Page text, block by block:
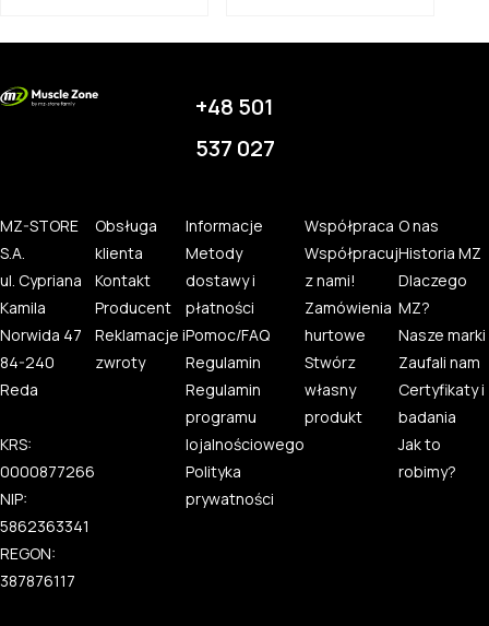
+48 501
537 027
MZ-STORE
S.A.
ul. Cypriana
Kamila
Norwida 47
84-240
Reda
KRS:
0000877266
NIP:
5862363341
REGON:
387876117
Obsługa
klienta
Kontakt
Producent
Reklamacje i
zwroty
Informacje
Metody
dostawy i
płatności
Pomoc/FAQ
Regulamin
Regulamin
programu
lojalnościowego
Polityka
prywatności
Współpraca
Współpracuj
z nami!
Zamówienia
hurtowe
Stwórz
własny
produkt
O nas
Historia MZ
Dlaczego
MZ?
Nasze marki
Zaufali nam
Certyfikaty i
badania
Jak to
robimy?